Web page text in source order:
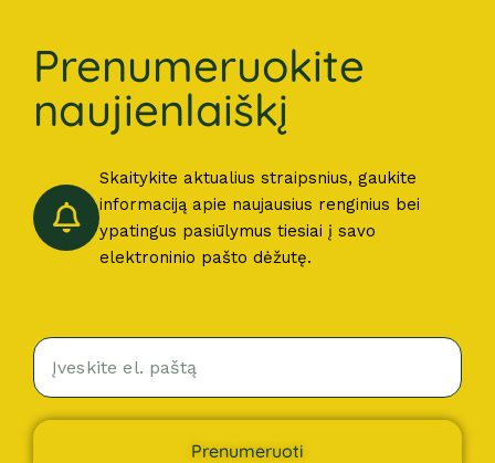
Prenumeruokite
naujienlaiškį
Skaitykite aktualius straipsnius, gaukite
informaciją apie naujausius renginius bei
ypatingus pasiūlymus tiesiai į savo
elektroninio pašto dėžutę.
Prenumeruoti